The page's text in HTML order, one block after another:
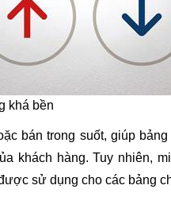
khá bền
bán trong suốt, giúp
khách hàng. Tuy nhiên,
sử dụng cho các bảng